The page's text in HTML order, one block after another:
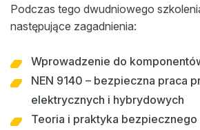
Polityka prywatności
Podczas tego dwudniowego
następujące zagadnienia:
Wprowadzenie do
NEN 9140 – bezpieczna praca
elektrycznych i hybrydowych
Teoria i praktyka bezpiecznego